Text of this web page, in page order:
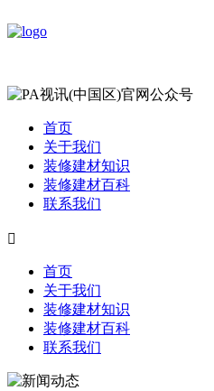
首页
关于我们
装修建材知识
装修建材百科
联系我们

首页
关于我们
装修建材知识
装修建材百科
联系我们